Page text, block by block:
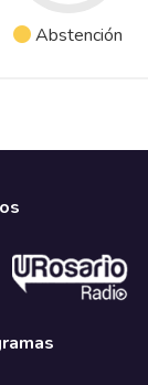
Abstención